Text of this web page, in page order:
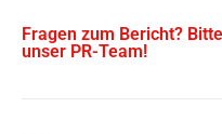
Fragen zum Bericht?
unser PR-Team!